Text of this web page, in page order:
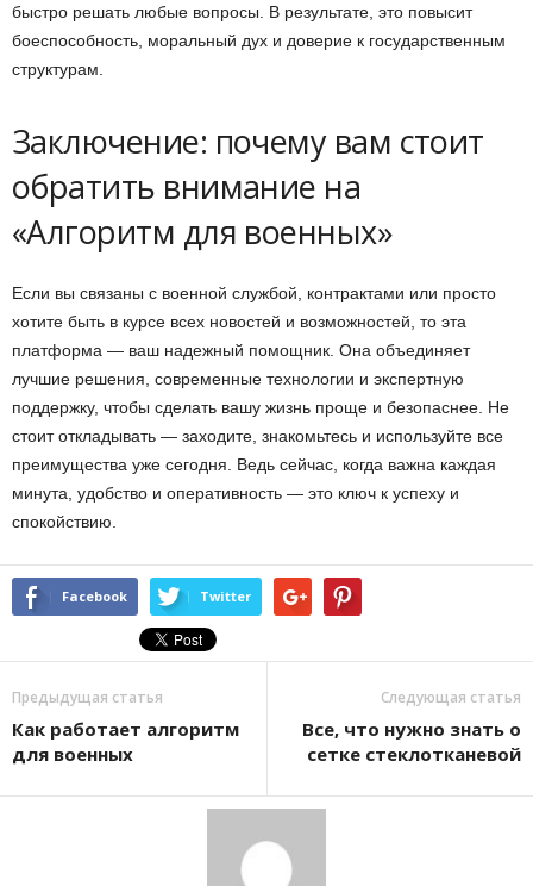
быстро решать любые вопросы. В результате, это повысит
боеспособность, моральный дух и доверие к государственным
структурам.
Заключение: почему вам стоит
обратить внимание на
«Алгоритм для военных»
Если вы связаны с военной службой, контрактами или просто
хотите быть в курсе всех новостей и возможностей, то эта
платформа — ваш надежный помощник. Она объединяет
лучшие решения, современные технологии и экспертную
поддержку, чтобы сделать вашу жизнь проще и безопаснее. Не
стоит откладывать — заходите, знакомьтесь и используйте все
преимущества уже сегодня. Ведь сейчас, когда важна каждая
минута, удобство и оперативность — это ключ к успеху и
спокойствию.
Facebook Twitter
Предыдущая статья
Как работает алгоритм
для военных
Следующая статья
Все, что нужно знать о
сетке стеклотканевой